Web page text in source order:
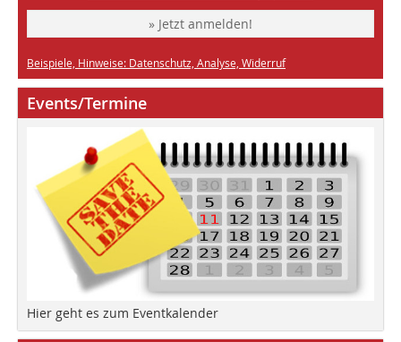
» Jetzt anmelden!
Beispiele, Hinweise: Datenschutz, Analyse, Widerruf
Events/Termine
Hier geht es zum Eventkalender